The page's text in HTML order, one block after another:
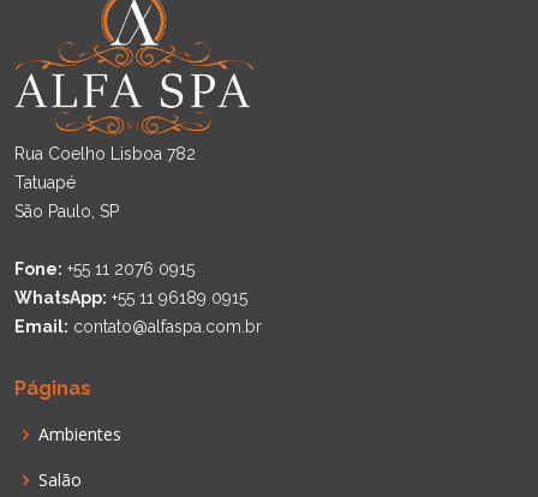
Rua Coelho Lisboa 782
Tatuapé
São Paulo, SP
Fone: +55 11 2076 0915
WhatsApp: +55 11 96189 0915
Email: contato@alfaspa.com.br
Páginas
Ambientes
Salão